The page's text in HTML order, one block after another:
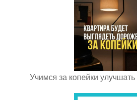
Учимся за копейки